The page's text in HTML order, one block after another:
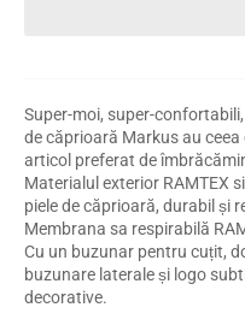
Super-moi, super-
de căprioară Markus au ceea
articol preferat de
Materialul exterior RAMTEX
piele de căprioară, durabil și
Membrana sa respirabilă
Cu un buzunar pentru cuțit,
buzunare laterale și logo
decorative.